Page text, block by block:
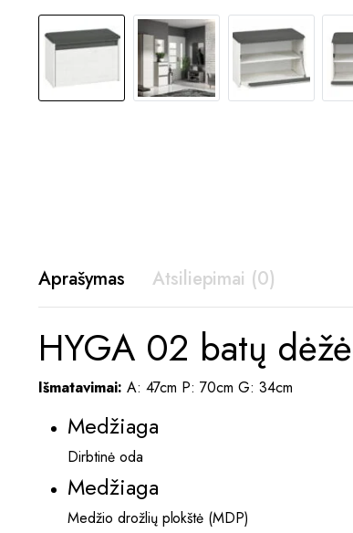
Aprašymas Atsiliepimai (0)
HYGA 02 batų
Išmatavimai: A: 47cm P: 70cm G: 34cm
Medžiaga
Dirbtinė oda
Medžiaga
Medžio drožlių plokštė (MDP)